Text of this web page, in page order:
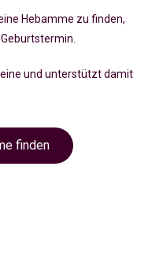
Hebamme zu finden,
und unterstützt damit
finden